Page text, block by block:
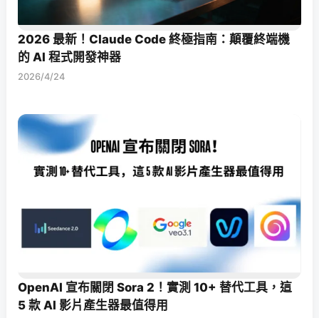
2026 最新！Claude Code 終極指南：顛覆終端機
的 AI 程式開發神器
2026/4/24
OpenAI 宣布關閉 Sora 2！實測 10+ 替代工具，這
5 款 AI 影片產生器最值得用